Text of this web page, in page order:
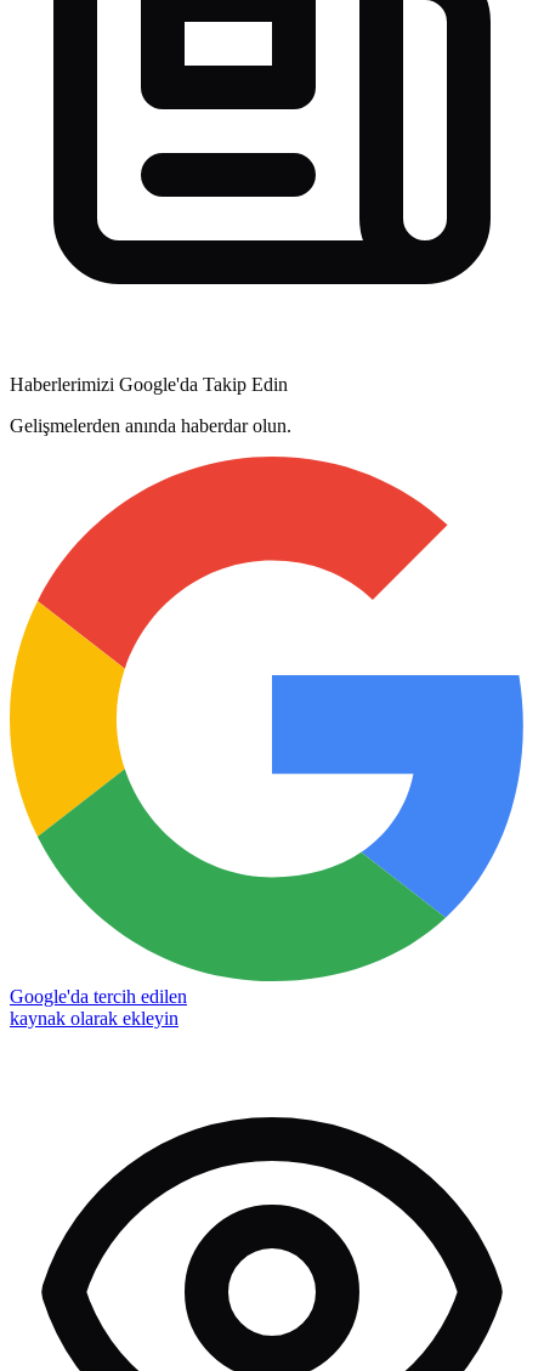
Haberlerimizi Google'da Takip Edin
Gelişmelerden anında haberdar olun.
Google'da tercih edilen
kaynak olarak ekleyin